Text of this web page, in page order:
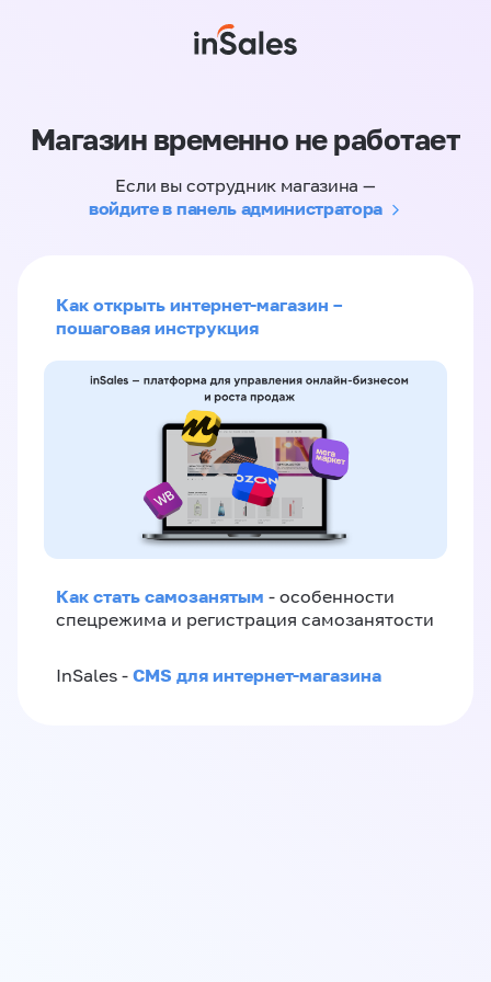
Магазин временно не работает
Если вы сотрудник магазина —
войдите в панель администратора
Как открыть интернет-магазин –
пошаговая инструкция
Как стать самозанятым - особенности
спецрежима и регистрация самозанятости
InSales - CMS для интернет-магазина